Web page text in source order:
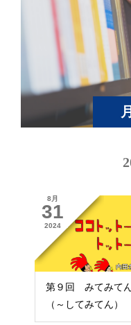
8月
31
2024
第９回 みてみて
（～してみてん）